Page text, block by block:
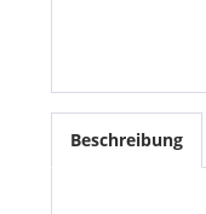
Beschreibung